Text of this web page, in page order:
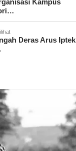
Deras Arus Iptek